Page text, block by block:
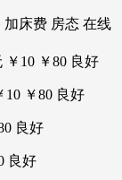
床费 房态 在线
10 ￥80 良好
￥80 良好
良好
良好